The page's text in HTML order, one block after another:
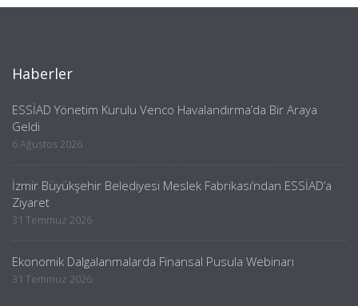
Haberler
ESSİAD Yönetim Kurulu Venco Havalandırma’da Bir Araya
Geldi
6 Ağustos 2026
İzmir Büyükşehir Belediyesi Meslek Fabrikası’ndan ESSİAD’a
Ziyaret
31 Temmuz 2026
Ekonomik Dalgalanmalarda Finansal Pusula Webinarı
31 Temmuz 2026